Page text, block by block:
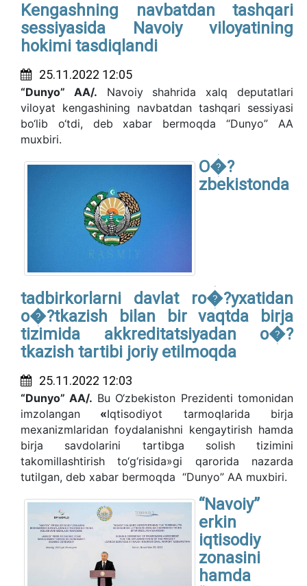
Kengashning navbatdan tashqari
sessiyasida Navoiy viloyatining
hokimi tasdiqlandi
25.11.2022 12:05
“Dunyo” AA/. Navoiy shahrida xalq deputatlari
viloyat kengashining navbatdan tashqari sessiyasi
bo‘lib o‘tdi, deb xabar bermoqda “Dunyo” AA
muxbiri.
O�?
zbekistonda
tadbirkorlarni davlat ro�?yxatidan
o�?tkazish bilan bir vaqtda birja
tizimida akkreditatsiyadan o�?
tkazish tartibi joriy etilmoqda
25.11.2022 12:03
“Dunyo” AA/. Bu O‘zbekiston Prezidenti tomonidan
imzolangan «Iqtisodiyot tarmoqlarida birja
mexanizmlaridan foydalanishni kengaytirish hamda
birja savdolarini tartibga solish tizimini
takomillashtirish to‘g‘risida»gi qarorida nazarda
tutilgan, deb xabar bermoqda “Dunyo” AA muxbiri.
“Navoiy”
erkin
iqtisodiy
zonasini
hamda